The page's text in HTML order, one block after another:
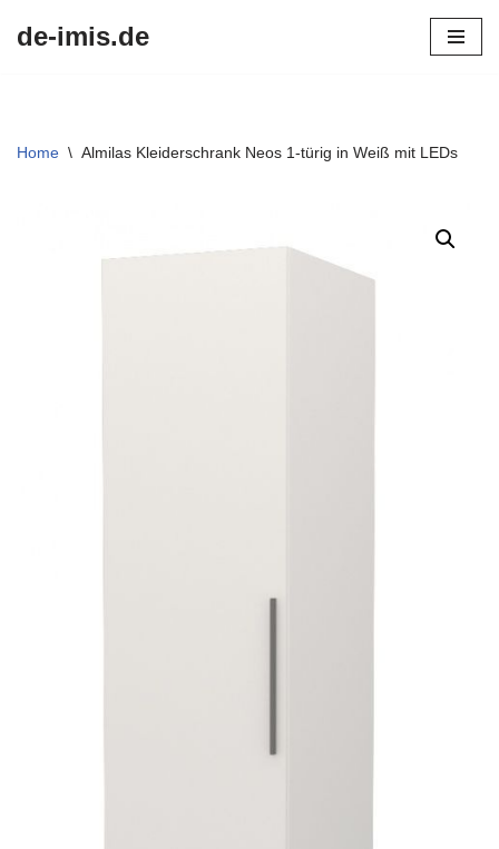
de-imis.de
Home \ Almilas Kleiderschrank Neos 1-türig in Weiß mit LEDs